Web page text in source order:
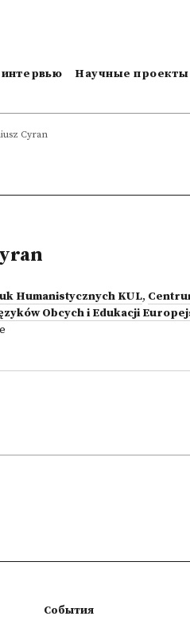
интервью Научные проекты
Cyran
Humanistycznych KUL,
Obcych i Edukacji
События